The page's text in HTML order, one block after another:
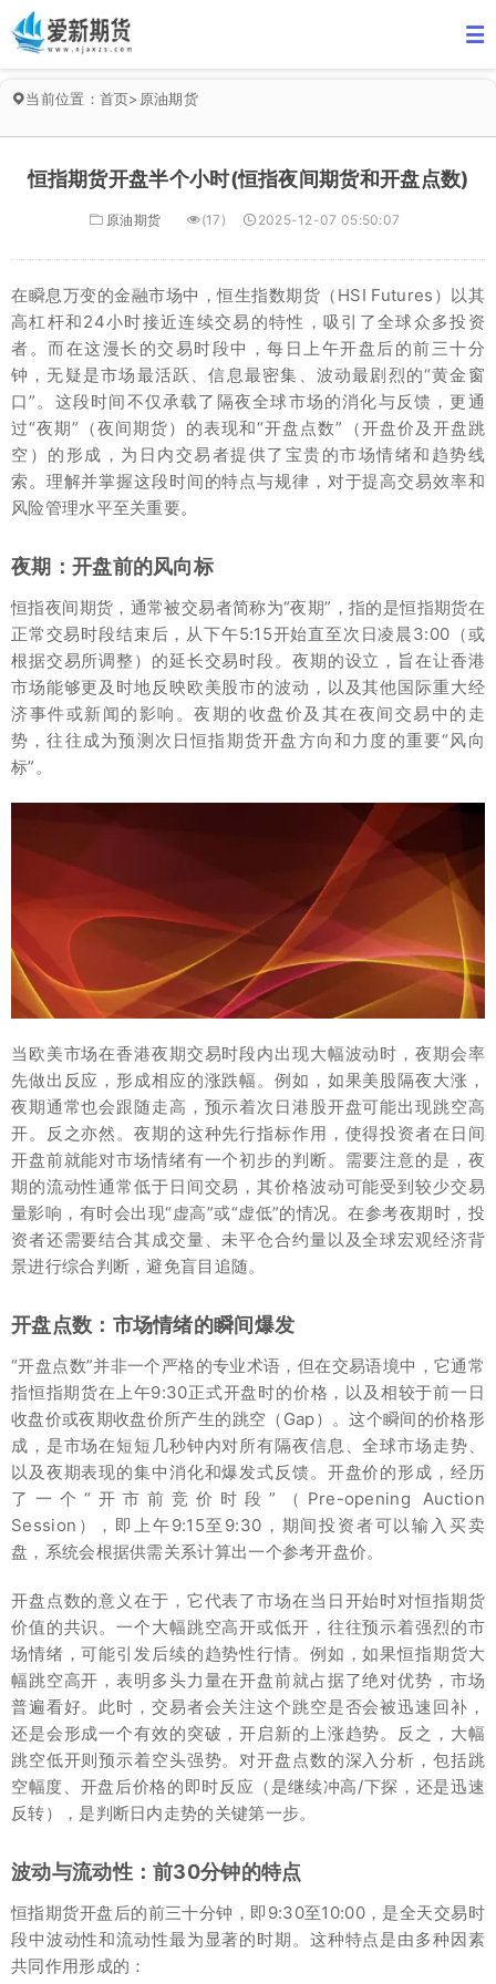
当前位置： 首页> 原油期货
恒指期货开盘半个小时(恒指夜间期货和开盘点数)
原油期货 (17) 2025-12-07 05:50:07
在瞬息万变的金融市场中，恒生指数期货（HSI Futures）以其
高杠杆和24小时接近连续交易的特性，吸引了全球众多投资
者。而在这漫长的交易时段中，每日上午开盘后的前三十分
钟，无疑是市场最活跃、信息最密集、波动最剧烈的“黄金窗
口”。这段时间不仅承载了隔夜全球市场的消化与反馈，更通
过“夜期”（夜间期货）的表现和“开盘点数”（开盘价及开盘跳
空）的形成，为日内交易者提供了宝贵的市场情绪和趋势线
索。理解并掌握这段时间的特点与规律，对于提高交易效率和
风险管理水平至关重要。
夜期：开盘前的风向标
恒指夜间期货，通常被交易者简称为“夜期”，指的是恒指期货在
正常交易时段结束后，从下午5:15开始直至次日凌晨3:00（或
根据交易所调整）的延长交易时段。夜期的设立，旨在让香港
市场能够更及时地反映欧美股市的波动，以及其他国际重大经
济事件或新闻的影响。夜期的收盘价及其在夜间交易中的走
势，往往成为预测次日恒指期货开盘方向和力度的重要“风向
标”。
当欧美市场在香港夜期交易时段内出现大幅波动时，夜期会率
先做出反应，形成相应的涨跌幅。例如，如果美股隔夜大涨，
夜期通常也会跟随走高，预示着次日港股开盘可能出现跳空高
开。反之亦然。夜期的这种先行指标作用，使得投资者在日间
开盘前就能对市场情绪有一个初步的判断。需要注意的是，夜
期的流动性通常低于日间交易，其价格波动可能受到较少交易
量影响，有时会出现“虚高”或“虚低”的情况。在参考夜期时，投
资者还需要结合其成交量、未平仓合约量以及全球宏观经济背
景进行综合判断，避免盲目追随。
开盘点数：市场情绪的瞬间爆发
“开盘点数”并非一个严格的专业术语，但在交易语境中，它通常
指恒指期货在上午9:30正式开盘时的价格，以及相较于前一日
收盘价或夜期收盘价所产生的跳空（Gap）。这个瞬间的价格形
成，是市场在短短几秒钟内对所有隔夜信息、全球市场走势、
以及夜期表现的集中消化和爆发式反馈。开盘价的形成，经历
了一个“开市前竞价时段”（Pre-opening Auction
Session），即上午9:15至9:30，期间投资者可以输入买卖
盘，系统会根据供需关系计算出一个参考开盘价。
开盘点数的意义在于，它代表了市场在当日开始时对恒指期货
价值的共识。一个大幅跳空高开或低开，往往预示着强烈的市
场情绪，可能引发后续的趋势性行情。例如，如果恒指期货大
幅跳空高开，表明多头力量在开盘前就占据了绝对优势，市场
普遍看好。此时，交易者会关注这个跳空是否会被迅速回补，
还是会形成一个有效的突破，开启新的上涨趋势。反之，大幅
跳空低开则预示着空头强势。对开盘点数的深入分析，包括跳
空幅度、开盘后价格的即时反应（是继续冲高/下探，还是迅速
反转），是判断日内走势的关键第一步。
波动与流动性：前30分钟的特点
恒指期货开盘后的前三十分钟，即9:30至10:00，是全天交易时
段中波动性和流动性最为显著的时期。这种特点是由多种因素
共同作用形成的：